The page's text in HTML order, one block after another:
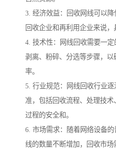
3. 经济效益：回收网线可以
回收企业和再利用企业来说，
4. 技术性：网线回收需要一定
剥离、粉碎、分选等步骤，
率。
5. 行业规范：网线回收行业
准，包括回收流程、处理技
过程的安全和。
6. 市场需求：随着网络设备
线的数量不断增加，回收市